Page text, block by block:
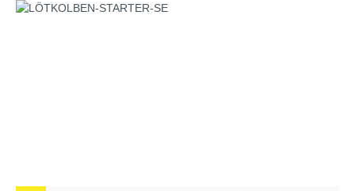
Bildergalerie überspringen